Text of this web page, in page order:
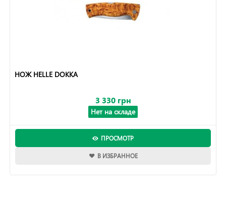
НОЖ HELLE DOKKA
3 330 грн
Нет на складе
ПРОСМОТР
В ИЗБРАННОЕ